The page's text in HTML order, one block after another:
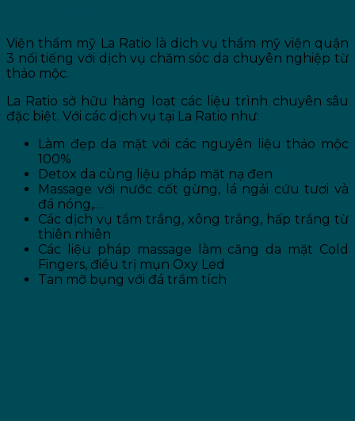
Viện thẩm mỹ La Ratio là dịch vụ thẩm mỹ viện quận
3 nổi tiếng với dịch vụ chăm sóc da chuyên nghiệp từ
thảo mộc.
La Ratio sở hữu hàng loạt các liệu trình chuyên sâu
đặc biệt. Với các dịch vụ tại La Ratio như:
Làm đẹp da mặt với các nguyên liệu thảo mộc
100%
Detox da cùng liệu pháp mặt nạ đen
Massage với nước cốt gừng, lá ngải cứu tươi và
đá nóng,…
Các dịch vụ tắm trắng, xông trắng, hấp trắng từ
thiên nhiên
Các liệu pháp massage làm căng da mặt Cold
Fingers, điều trị mụn Oxy Led
Tan mỡ bụng với đá trầm tích